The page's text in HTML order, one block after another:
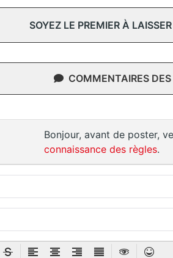
SOYEZ LE PREMIER À
COMMENTAIRES
Bonjour, avant de poster,
connaissance des règles.